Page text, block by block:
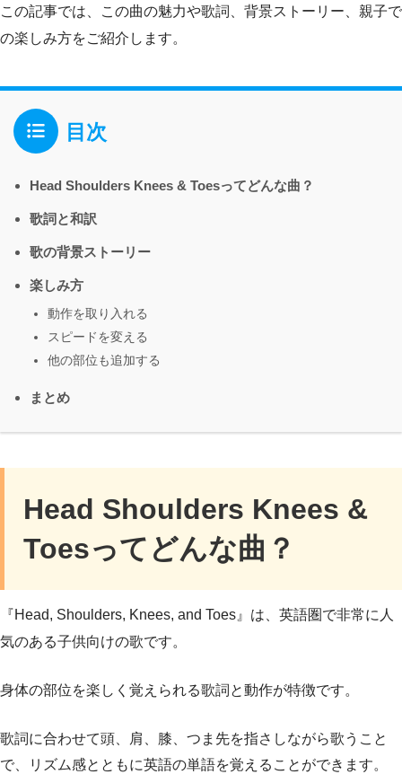
この記事では、この曲の魅力や歌詞、背景ストーリー、親子で
の楽しみ方をご紹介します。
目次
Head Shoulders Knees & Toesってどんな曲？
歌詞と和訳
歌の背景ストーリー
楽しみ方
動作を取り入れる
スピードを変える
他の部位も追加する
まとめ
Head Shoulders Knees &
Toesってどんな曲？
『Head, Shoulders, Knees, and Toes』は、英語圏で非常に人
気のある子供向けの歌です。
身体の部位を楽しく覚えられる歌詞と動作が特徴です。
歌詞に合わせて頭、肩、膝、つま先を指さしながら歌うこと
で、リズム感とともに英語の単語を覚えることができます。